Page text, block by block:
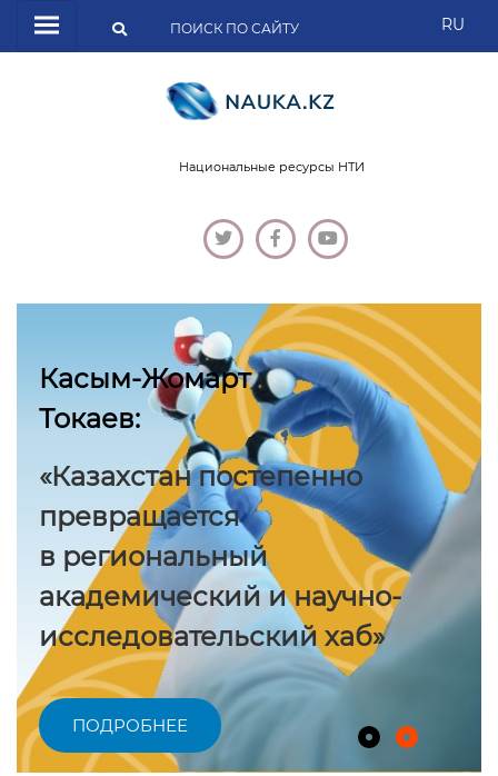
RU
Национальные ресурсы НТИ
Касым-Жомарт
Токаев:
«Казахстан постепенно
превращается
в региональный
академический и научно-
исследовательский хаб»
ПОДРОБНЕЕ